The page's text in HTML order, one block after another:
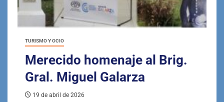
TURISMO Y OCIO
Merecido homenaje al Brig.
Gral. Miguel Galarza
19 de abril de 2026